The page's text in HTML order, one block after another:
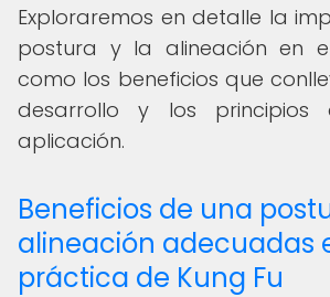
Exploraremos en detalle la
postura y la alineación en
como los beneficios que
desarrollo y los principios
aplicación.
Beneficios de una
alineación adecuadas
práctica de Kung Fu